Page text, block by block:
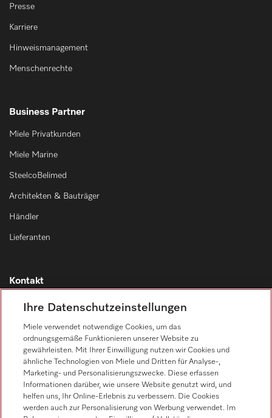
Presse
Karriere
Hinweismanagement
Menschenrechte
Business Partner
Miele Privatkunden
Miele Marine
SteelcoBelimed
Architekten & Bauträger
Händler
Lieferanten
Kontakt
Kontaktübersicht
Vertrieb
0471 666 319
Werkkundendienst
0471 666 319
Ihre Datenschutzeinstellungen
Miele verwendet notwendige Cookies, um das
ordnungsgemäße Funktionieren unserer Website zu
gewährleisten. Mit Ihrer Einwilligung nutzen wir Cookies und
ähnliche Technologien von Miele und Dritten für Analyse-,
Marketing- und Personalisierungszwecke. Diese erfassen
Informationen darüber, wie unsere Website genutzt wird, und
helfen uns, Ihr Online-Erlebnis zu verbessern. Die Cookies
werden auch zur Personalisierung von Werbung verwendet. Im